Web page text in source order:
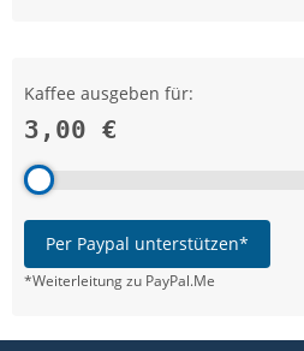
Kaffee ausgeben für:
3,00 €
Per Paypal unterstützen*
*Weiterleitung zu PayPal.Me